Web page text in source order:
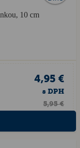
10 cm
4,95 €
s DPH
5,95 €